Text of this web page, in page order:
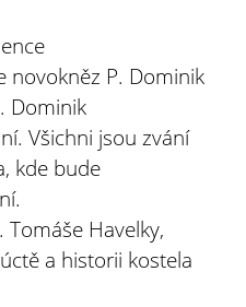
novokněz P. Dominik
Dominik
Všichni jsou zvání
kde bude
Havelky,
a historii kostela